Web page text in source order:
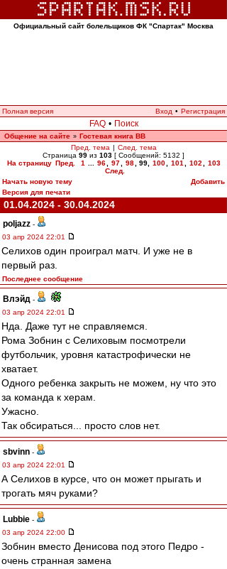
Официальный сайт болельщиков ФК "Спартак" Москва
Полная версия Вход • Регистрация
FAQ • Поиск
Общение на сайте » Гостевая книга ВВ
Пред. тема | След. тема
Страница 99 из 103 [ Сообщений: 5132 ]
На страницу Пред. 1 96 97 98 99, 100 101 102
103
След.
Начать новую тему
Добавить
Версия для печати
01.04.2024 - 30.04.2024
poljazz -
03 апр 2024 22:01
Селихов один проиграл матч. И уже не в
первый раз.
Последнее сообщение
Влэйд -
03 апр 2024 22:01
Нда. Даже тут не справляемся.
Рома Зобнин с Селиховым посмотрели
футбольчик, уровня катастрофически не
хватает.
Одного ребенка закрыть не можем, ну что это
за команда к херам.
Ужасно.
Так обсираться... просто слов нет.
sbvinn -
03 апр 2024 22:01
А Селихов в курсе, что он может прыгать и
трогать мяч руками?
Lubbie -
03 апр 2024 22:00
Зобнин вместо Денисова под этого Педро -
очень странная замена